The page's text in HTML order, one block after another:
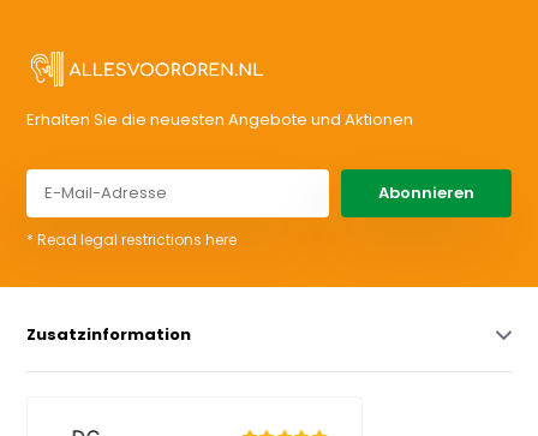
Erhalten Sie die neuesten Angebote und Aktionen
Abonnieren
* Read legal restrictions here
Zusatzinformation